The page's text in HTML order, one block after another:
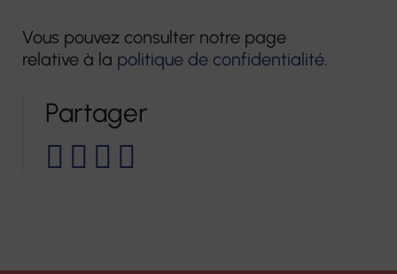
Vous pouvez consulter notre page
relative à la politique de confidentialité.
Partager